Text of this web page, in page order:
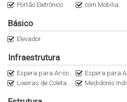
PROCURE UM DE NOSSOS
Portão Eletrônico
com Mobília
Básico
Elevador
Infraestrutura
Espera para Ar-condicionado Split Espera para
Lixeiras de Coleta Seletiva
Medidores